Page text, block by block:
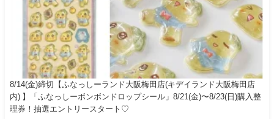
8/14(金)締切【ふなっしーランド大阪梅田店(キデイランド大阪梅田店
内) 】「ふなっしーボンボンドロップシール」8/21(金)〜8/23(日)購入整
理券！抽選エントリースタート♡